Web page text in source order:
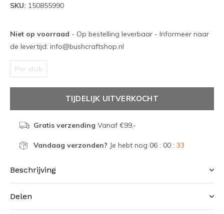
SKU: 150855990
Niet op voorraad - Op bestelling leverbaar - Informeer naar
de levertijd: info@bushcraftshop.nl
Per stuk
TIJDELIJK UITVERKOCHT
Gratis verzending Vanaf €99,-
Vandaag verzonden? Je hebt nog 06 : 00 : 33
Beschrijving
Delen